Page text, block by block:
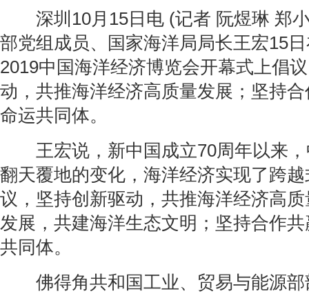
深圳10月15日电 (记者 阮煜琳 郑
部党组成员、国家海洋局局长王宏15
2019中国海洋经济博览会开幕式上倡
动，共推海洋经济高质量发展；坚持
命运共同体。
王宏说，新中国成立70周年以来，
翻天覆地的变化，海洋经济实现了跨
议，坚持创新驱动，共推海洋经济高
发展，共建海洋生态文明；坚持合作
共同体。
佛得角共和国工业、贸易与能源部